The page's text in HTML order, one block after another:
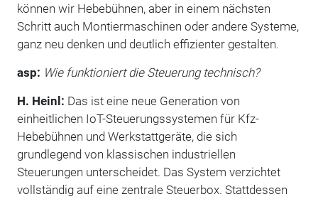
können wir Hebebühnen, aber in einem nächsten
Schritt auch Montiermaschinen oder andere Systeme,
ganz neu denken und deutlich effizienter gestalten.
asp: Wie funktioniert die Steuerung technisch?
H. Heinl: Das ist eine neue Generation von
einheitlichen IoT-Steuerungssystemen für Kfz-
Hebebühnen und Werkstattgeräte, die sich
grundlegend von klassischen industriellen
Steuerungen unterscheidet. Das System verzichtet
vollständig auf eine zentrale Steuerbox. Stattdessen